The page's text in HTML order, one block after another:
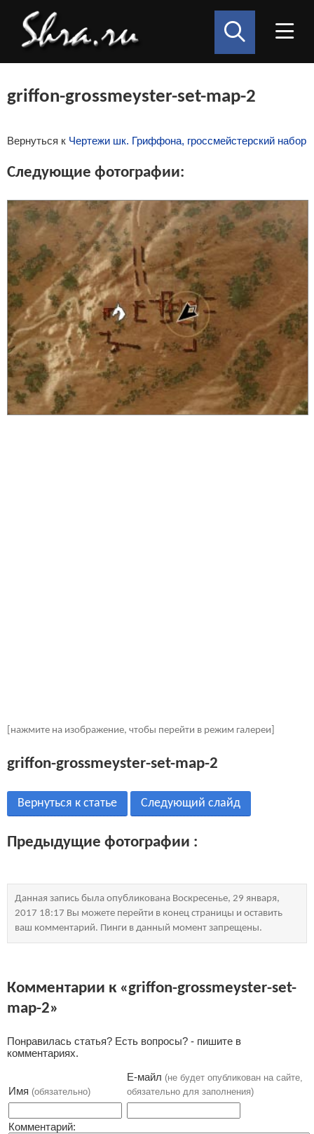
griffon-grossmeyster-set-map-2
Вернуться к Чертежи шк. Гриффона, гроссмейстерский набор
Следующие фотографии:
[нажмите на изображение, чтобы перейти в режим галереи]
griffon-grossmeyster-set-map-2
Вернуться к статье Следующий слайд
Предыдущие фотографии :
Данная запись была опубликована Воскресенье, 29 января,
2017 18:17 Вы можете перейти в конец страницы и оставить
ваш комментарий. Пинги в данный момент запрещены.
Комментарии к «griffon-grossmeyster-set-
map-2»
Понравилась статья? Есть вопросы? - пишите в
комментариях.
Имя (обязательно)
Е-майл (не будет опубликован на сайте,
обязательно для заполнения)
Комментарий: